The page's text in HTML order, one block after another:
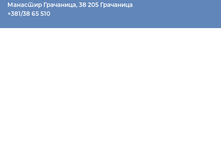
Манастир Грачаница, 38 205 Грачаница
+381/38 65 510